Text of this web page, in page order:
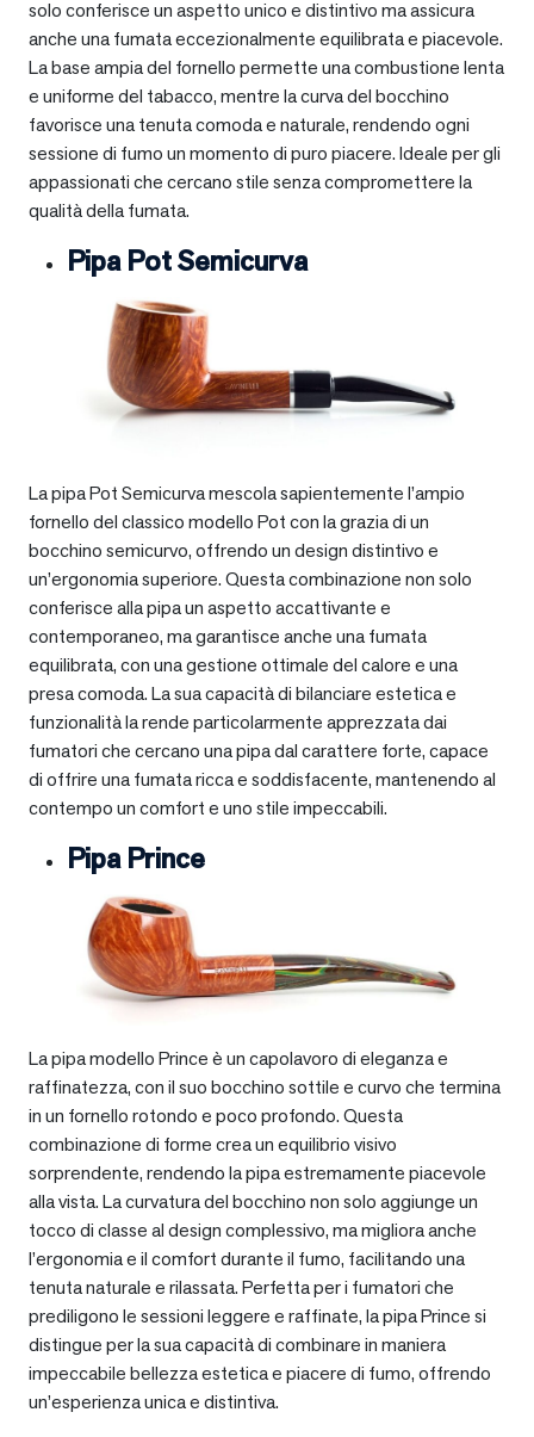
solo conferisce un aspetto unico e distintivo ma assicura
anche una fumata eccezionalmente equilibrata e piacevole.
La base ampia del fornello permette una combustione lenta
e uniforme del tabacco, mentre la curva del bocchino
favorisce una tenuta comoda e naturale, rendendo ogni
sessione di fumo un momento di puro piacere. Ideale per gli
appassionati che cercano stile senza compromettere la
qualità della fumata.
Pipa Pot Semicurva
La pipa Pot Semicurva mescola sapientemente l’ampio
fornello del classico modello Pot con la grazia di un
bocchino semicurvo, offrendo un design distintivo e
un’ergonomia superiore. Questa combinazione non solo
conferisce alla pipa un aspetto accattivante e
contemporaneo, ma garantisce anche una fumata
equilibrata, con una gestione ottimale del calore e una
presa comoda. La sua capacità di bilanciare estetica e
funzionalità la rende particolarmente apprezzata dai
fumatori che cercano una pipa dal carattere forte, capace
di offrire una fumata ricca e soddisfacente, mantenendo al
contempo un comfort e uno stile impeccabili.
Pipa Prince
La pipa modello Prince è un capolavoro di eleganza e
raffinatezza, con il suo bocchino sottile e curvo che termina
in un fornello rotondo e poco profondo. Questa
combinazione di forme crea un equilibrio visivo
sorprendente, rendendo la pipa estremamente piacevole
alla vista. La curvatura del bocchino non solo aggiunge un
tocco di classe al design complessivo, ma migliora anche
l’ergonomia e il comfort durante il fumo, facilitando una
tenuta naturale e rilassata. Perfetta per i fumatori che
prediligono le sessioni leggere e raffinate, la pipa Prince si
distingue per la sua capacità di combinare in maniera
impeccabile bellezza estetica e piacere di fumo, offrendo
un’esperienza unica e distintiva.